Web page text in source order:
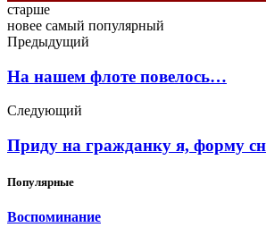
старше
новее самый популярный
Предыдущий
На нашем флоте повелось…
Следующий
Приду на гражданку я, форму
Популярные
Воспоминание